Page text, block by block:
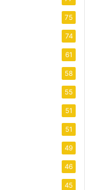
75
74
61
58
55
51
51
49
46
45